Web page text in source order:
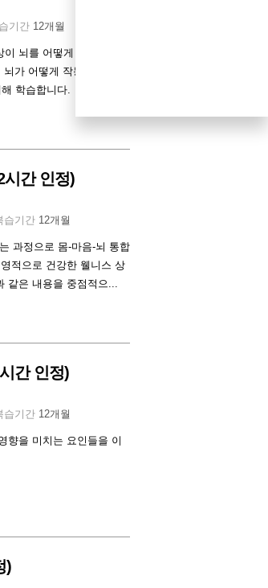
기간 12개월
뇌를 어떻게 변화시키는
가 어떻게 작동하는지 이
학습합니다.
시간 인정)
습기간 12개월
과정으로 몸-마음-뇌 통합
적으로 건강한 웰니스 상
같은 내용을 중점적으...
간 인정)
습기간 12개월
향을 미치는 요인들을 이
)